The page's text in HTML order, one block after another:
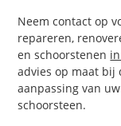
Neem contact op
repareren,
en schoorstenen
advies op maat bij
aanpassing van
schoorsteen.